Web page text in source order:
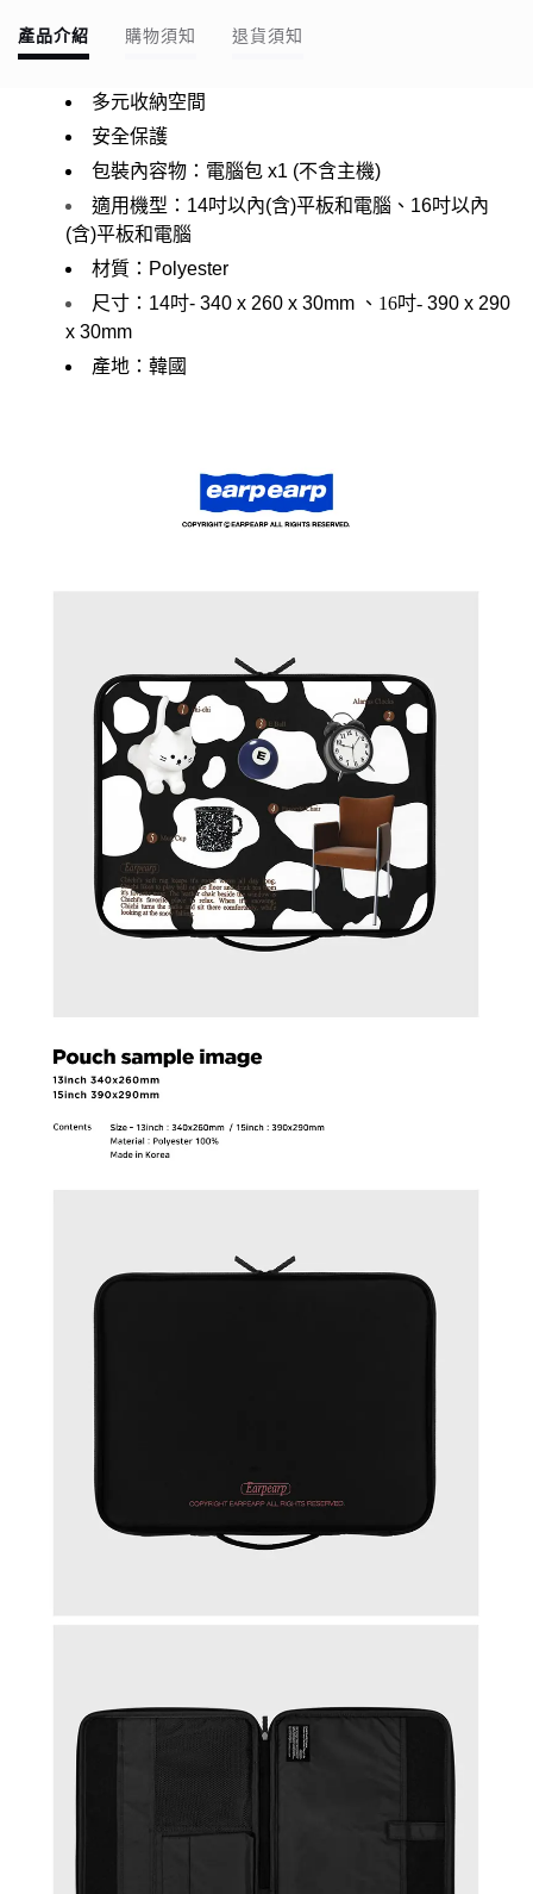
產品介紹 購物須知 退貨須知
多元收納空間
安全保護
包裝內容物：電腦包 x1 (不含主機)
適用機型：14吋以內(含)平板和電腦、 16吋以內
(含)平板和電腦
材質：Polyester
尺寸： 14吋- 340 x 260 x 30mm 、 16吋- 390 x 290
x 30mm
產地：韓國